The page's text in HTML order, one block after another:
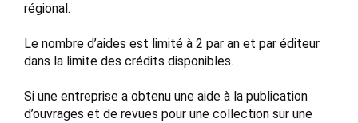
régional.
Le nombre d’aides est limité à 2 par an et par éditeur
dans la limite des crédits disponibles.
Si une entreprise a obtenu une aide à la publication
d’ouvrages et de revues pour une collection sur une